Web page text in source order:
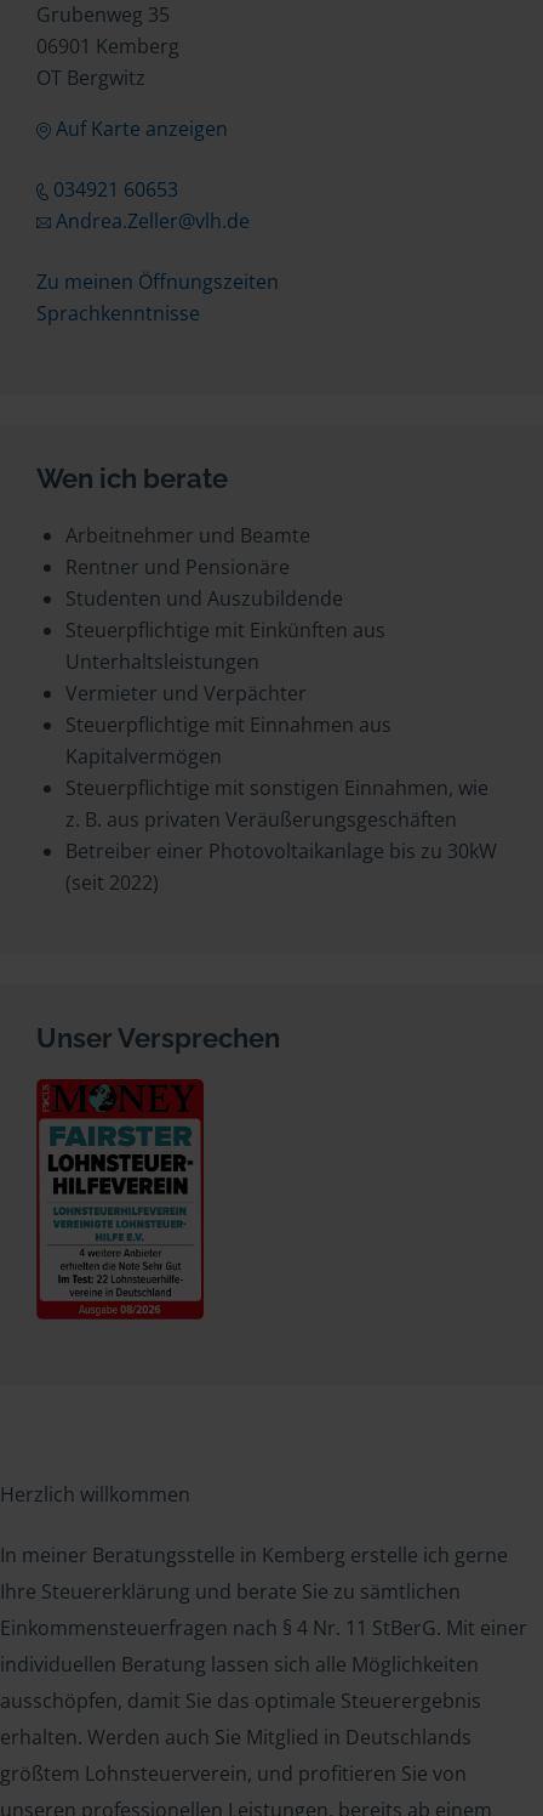
Grubenweg 35
06901 Kemberg
OT Bergwitz
Auf Karte anzeigen
034921 60653
Andrea.Zeller@vlh.de
Zu meinen Öffnungszeiten
Sprachkenntnisse
Wen ich berate
Arbeitnehmer und Beamte
Rentner und Pensionäre
Studenten und Auszubildende
Steuerpflichtige mit Einkünften aus
Unterhaltsleistungen
Vermieter und Verpächter
Steuerpflichtige mit Einnahmen aus
Kapitalvermögen
Steuerpflichtige mit sonstigen Einnahmen, wie
z. B. aus privaten Veräußerungsgeschäften
Betreiber einer Photovoltaikanlage bis zu 30kW
(seit 2022)
Unser Versprechen
Herzlich willkommen
In meiner Beratungsstelle in Kemberg erstelle ich gerne
Ihre Steuererklärung und berate Sie zu sämtlichen
Einkommensteuerfragen nach § 4 Nr. 11 StBerG. Mit einer
individuellen Beratung lassen sich alle Möglichkeiten
ausschöpfen, damit Sie das optimale Steuerergebnis
erhalten. Werden auch Sie Mitglied in Deutschlands
größtem Lohnsteuerverein, und profitieren Sie von
unseren professionellen Leistungen, bereits ab einem